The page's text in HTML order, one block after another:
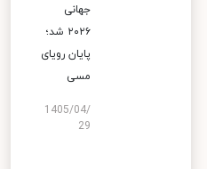
جهانی
۲۰۲۶ شد؛
پایان رویای
مسی
1405/04/
29